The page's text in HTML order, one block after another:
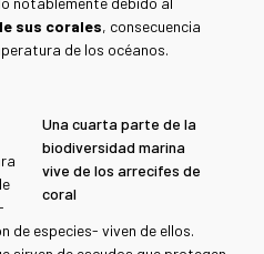
sus corales, consecuencia
de los océanos.
Una cuarta parte de la
biodiversidad marina
vive de los arrecifes de
coral
de especies- viven de ellos.